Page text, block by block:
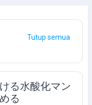
Tutup semua
る水酸化マン
る